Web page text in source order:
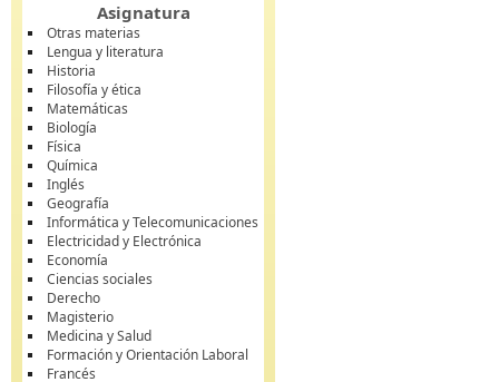
Asignatura
Otras materias
Lengua y literatura
Historia
Filosofía y ética
Matemáticas
Biología
Física
Química
Inglés
Geografía
Informática y Telecomunicaciones
Electricidad y Electrónica
Economía
Ciencias sociales
Derecho
Magisterio
Medicina y Salud
Formación y Orientación Laboral
Francés